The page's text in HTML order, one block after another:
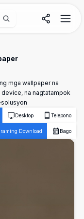
mga wallpaper na
na nagtatampok
Desktop Telepono
Download Bago